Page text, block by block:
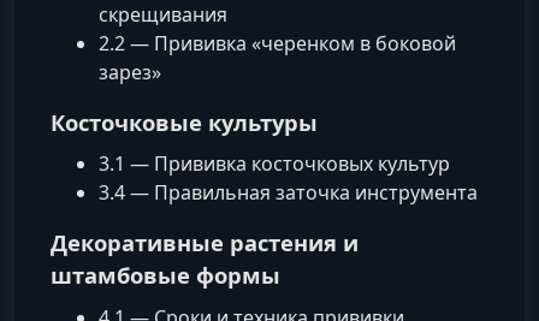
скрещивания
2.2 — Прививка «черенком в боковой
зарез»
Косточковые культуры
3.1 — Прививка косточковых культур
3.4 — Правильная заточка инструмента
Декоративные растения и
штамбовые формы